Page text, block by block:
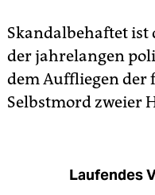
Skandalbehaftet
der jahrelangen
dem Auffliegen der
Selbstmord zweier
Laufendes